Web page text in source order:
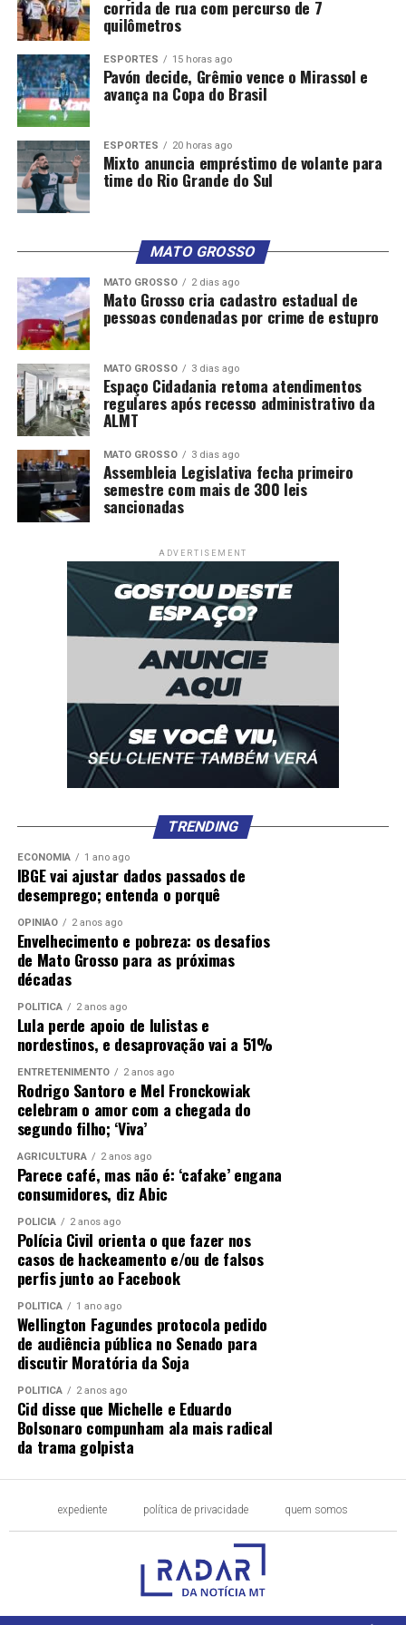
JBS anuncia produção de gás natural renovável nos EUA | CNN
MERCADO – 18/09/2024
RELATED TOPICS: ANOS ÁREA BACIA
BUSCA
DESTAQUE
NÃO
PARANÁ
UP NEXT
Inmet emite alerta vermelho para baixa umidade em 6
estados
Plantio de soja atinge 4,5% no Brasil, diz AgRural;
ritmo no MT é o mais lento em anos
corrida de rua com percurso de 7
quilômetros
ESPORTES 15 horas ago
Pavón decide, Grêmio vence o Mirassol e
avança na Copa do Brasil
ESPORTES 20 horas ago
Mixto anuncia empréstimo de volante para
time do Rio Grande do Sul
MATO GROSSO
MATO GROSSO 2 dias ago
Mato Grosso cria cadastro estadual de
pessoas condenadas por crime de estupro
MATO GROSSO 3 dias ago
Espaço Cidadania retoma atendimentos
regulares após recesso administrativo da
ALMT
MATO GROSSO 3 dias ago
Assembleia Legislativa fecha primeiro
semestre com mais de 300 leis
sancionadas
ADVERTISEMENT
TRENDING
ECONOMIA 1 ano ago
IBGE vai ajustar dados passados de
desemprego; entenda o porquê
OPINIÃO 2 anos ago
Envelhecimento e pobreza: os desafios
de Mato Grosso para as próximas
décadas
POLÍTICA 2 anos ago
Lula perde apoio de lulistas e
nordestinos, e desaprovação vai a 51%
ENTRETENIMENTO 2 anos ago
Rodrigo Santoro e Mel Fronckowiak
celebram o amor com a chegada do
segundo filho; ‘Viva’
AGRICULTURA 2 anos ago
Parece café, mas não é: ‘cafake’ engana
consumidores, diz Abic
POLÍCIA 2 anos ago
Polícia Civil orienta o que fazer nos
casos de hackeamento e/ou de falsos
perfis junto ao Facebook
POLÍTICA 1 ano ago
Wellington Fagundes protocola pedido
de audiência pública no Senado para
discutir Moratória da Soja
POLÍTICA 2 anos ago
Cid disse que Michelle e Eduardo
Bolsonaro compunham ala mais radical
da trama golpista
expediente política de privacidade quem somos